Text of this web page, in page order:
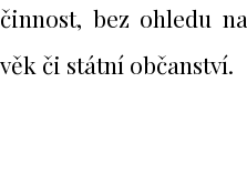
činnost, bez ohledu na
věk či státní občanství.